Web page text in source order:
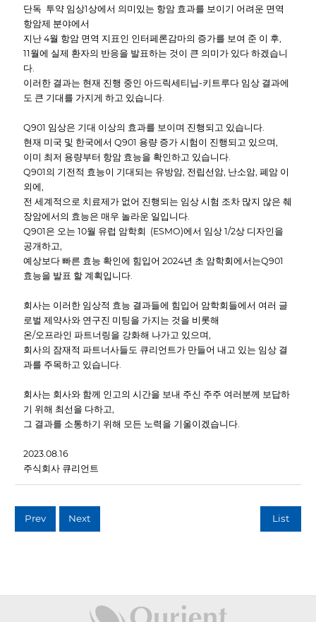
단독 투약 임상1상에서 의미있는 항암 효과를 보이기 어려운 면역
항암제 분야에서
지난 4월 항암 면역 지표인 인터페론감마의 증가를 보여 준 이 후,
11월에 실제 환자의 반응을 발표하는 것이 큰 의미가 있다 하겠습니
다.
이러한 결과는 현재 진행 중인 아드릭세티닙-키트루다 임상 결과에
도 큰 기대를 가지게 하고 있습니다.
Q901 임상은 기대 이상의 효과를 보이며 진행되고 있습니다.
현재 미국 및 한국에서 Q901 용량 증가 시험이 진행되고 있으며,
이미 최저 용량부터 항암 효능을 확인하고 있습니다.
Q901의 기전적 효능이 기대되는 유방암, 전립선암, 난소암, 폐암 이
외에,
전 세계적으로 치료제가 없어 진행되는 임상 시험 조차 많지 않은 췌
장암에서의 효능은 매우 놀라운 일입니다.
Q901은 오는 10월 유럽 암학회 (ESMO)에서 임상 1/2상 디자인을
공개하고,
예상보다 빠른 효능 확인에 힘입어 2024년 초 암학회에서는Q901
효능을 발표 할 계획입니다.
회사는 이러한 임상적 효능 결과들에 힘입어 암학회들에서 여러 글
로벌 제약사와 연구진 미팅을 가지는 것을 비롯해
온/오프라인 파트너링을 강화해 나가고 있으며,
회사의 잠재적 파트너사들도 큐리언트가 만들어 내고 있는 임상 결
과를 주목하고 있습니다.
회사는 회사와 함께 인고의 시간을 보내 주신 주주 여러분께 보답하
기 위해 최선을 다하고,
그 결과를 소통하기 위해 모든 노력을 기울이겠습니다.
2023.08.16
주식회사 큐리언트
Prev Next List